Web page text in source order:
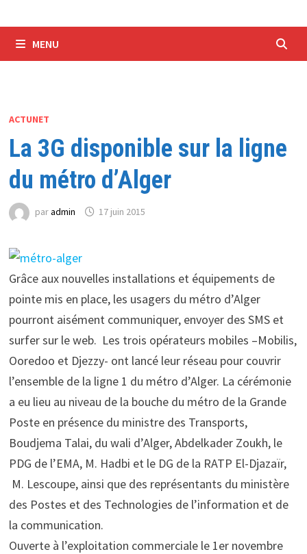
MENU
ACTUNET
La 3G disponible sur la ligne
du métro d’Alger
paradmin 17 juin 2015
Grâce aux nouvelles installations et équipements de
pointe mis en place, les usagers du métro d’Alger
pourront aisément communiquer, envoyer des SMS et
surfer sur le web. Les trois opérateurs mobiles –Mobilis,
Ooredoo et Djezzy- ont lancé leur réseau pour couvrir
l’ensemble de la ligne 1 du métro d’Alger. La cérémonie
a eu lieu au niveau de la bouche du métro de la Grande
Poste en présence du ministre des Transports,
Boudjema Talai, du wali d’Alger, Abdelkader Zoukh, le
PDG de l’EMA, M. Hadbi et le DG de la RATP El-Djazaïr,
M. Lescoupe, ainsi que des représentants du ministère
des Postes et des Technologies de l’information et de
la communication.
Ouverte à l’exploitation commerciale le 1er novembre